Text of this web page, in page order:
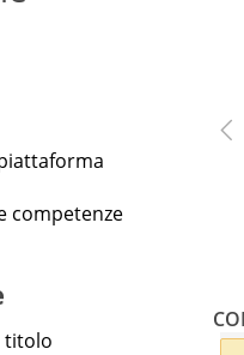
competenze
titolo